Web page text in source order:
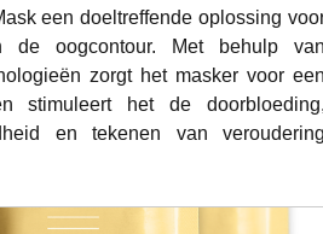
een doeltreffende oplossing
de oogcontour. Met behulp
zorgt het masker voor
stimuleert het de
en tekenen van